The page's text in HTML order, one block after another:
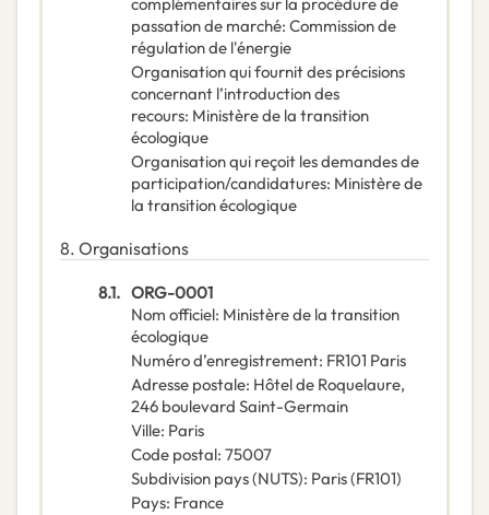
passation de marché: Commission de
régulation de l'énergie
Organisation qui fournit des précisions
concernant l’introduction des
recours: Ministère de la transition
écologique
Organisation qui reçoit les demandes de
participation/candidatures: Ministère de
la transition écologique
8. Organisations
8.1. ORG-0001
Nom officiel: Ministère de la transition
écologique
Numéro d’enregistrement: FR101 Paris
Adresse postale: Hôtel de Roquelaure,
246 boulevard Saint-Germain
Ville: Paris
Code postal: 75007
Subdivision pays (NUTS): Paris(FR101)
Pays: France